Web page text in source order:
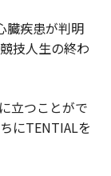
臓疾患が判明
技人生の終わ
立つことがで
にTENTIALを